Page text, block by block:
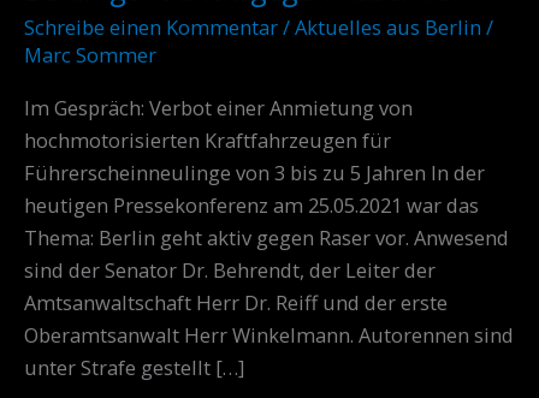
Schreibe einen Kommentar/Aktuelles aus Berlin /
Marc Sommer
Im Gespräch: Verbot einer Anmietung von
hochmotorisierten Kraftfahrzeugen für
Führerscheinneulinge von 3 bis zu 5 Jahren In der
heutigen Pressekonferenz am 25.05.2021 war das
Thema: Berlin geht aktiv gegen Raser vor. Anwesend
sind der Senator Dr. Behrendt, der Leiter der
Amtsanwaltschaft Herr Dr. Reiff und der erste
Oberamtsanwalt Herr Winkelmann. Autorennen sind
unter Strafe gestellt […]
gegen
Raser